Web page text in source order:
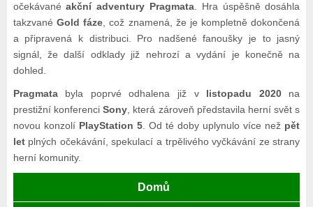
očekávanéakční adventury Pragmata . Hra úspěšně dosáhla
takzvané Gold fáze , což znamená, že je kompletně dokončená
a připravená k distribuci. Pro nadšené fanoušky je to jasný
signál, že další odklady již nehrozí a vydání je konečně na
dohled.
Pragmatabyla poprvé odhalena již v listopadu 2020na
prestižní konferenciSony , která zároveň představila herní svět s
novou konzolí PlayStation 5. Od té doby uplynulo více než pět
letplných očekávání, spekulací a trpělivého vyčkávání ze strany
herní komunity.
Domů